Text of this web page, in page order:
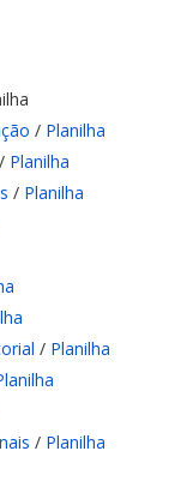
/ Planilha
/ Planilha
/ Planilha
/ Planilha
/ Planilha